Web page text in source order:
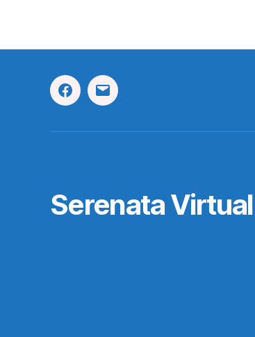
FacebookCorreo
Serenata Virtual